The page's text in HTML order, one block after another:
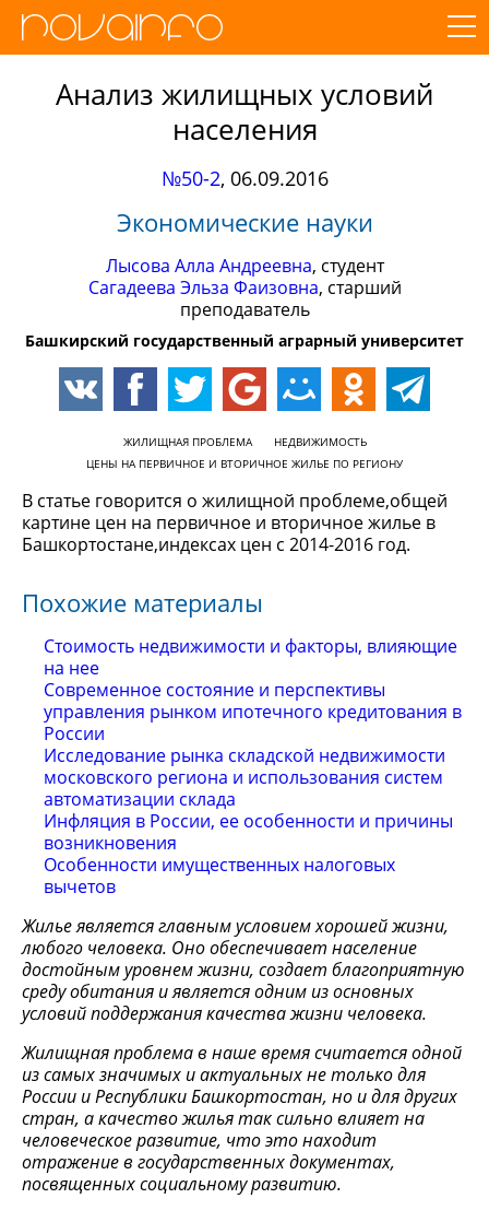
Анализ жилищных условий
населения
№50-2, 06.09.2016
Экономические науки
Лысова Алла Андреевна, студент
Сагадеева Эльза Фаизовна, старший
преподаватель
Башкирский государственный аграрный университет
ЖИЛИЩНАЯ ПРОБЛЕМА
НЕДВИЖИМОСТЬ
ЦЕНЫ НА ПЕРВИЧНОЕ И ВТОРИЧНОЕ ЖИЛЬЕ ПО РЕГИОНУ
В статье говорится о жилищной проблеме,общей
картине цен на первичное и вторичное жилье в
Башкортостане,индексах цен с 2014-2016 год.
Похожие материалы
Стоимость недвижимости и факторы, влияющие
на нее
Современное состояние и перспективы
управления рынком ипотечного кредитования в
России
Исследование рынка складской недвижимости
московского региона и использования систем
автоматизации склада
Инфляция в России, ее особенности и причины
возникновения
Особенности имущественных налоговых
вычетов
Жилье является главным условием хорошей жизни,
любого человека. Оно обеспечивает население
достойным уровнем жизни, создает благоприятную
среду обитания и является одним из основных
условий поддержания качества жизни человека.
Жилищная проблема в наше времяcчитается одной
из самых значимых и актуальных не только для
России и Республики Башкортостан, но и для других
стран, а качество жилья так сильно влияет на
человеческое развитие, что это находит
отражение в государственных документах,
посвященных социальному развитию.